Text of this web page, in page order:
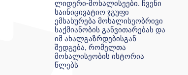
ლიდერი-მოხალისეები. ჩვენი
საინიცივატიო ჯგუფი
ემსახურება მოხალისეობრივი
საქმიანობის განვითარებას და
იმ ახალგაზრდებისგან
შედგება, რომელთა
მოხალისეობის ისტორია
წლებს